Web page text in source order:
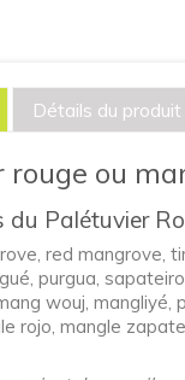
Détails du produit
rouge ou
du Palétuvier
red mangrove,
purgua,
wouj, mangliyé,
rojo, mangle